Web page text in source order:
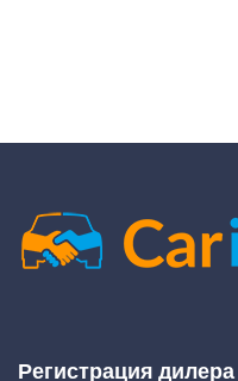
Регистрация дилера